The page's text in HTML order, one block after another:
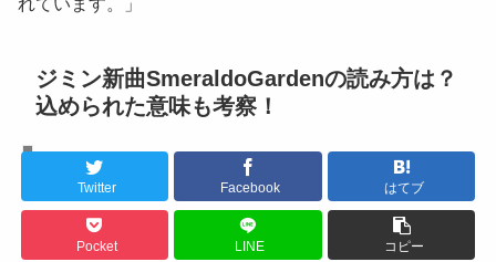
れています。」
ジミン新曲SmeraldoGardenの読み方は？
込められた意味も考察！
Twitter Facebook はてブ
Pocket LINE コピー